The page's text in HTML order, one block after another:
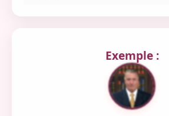
Exemple :